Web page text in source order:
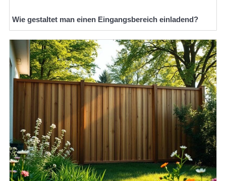
Wie gestaltet man einen Eingangsbereich einladend?